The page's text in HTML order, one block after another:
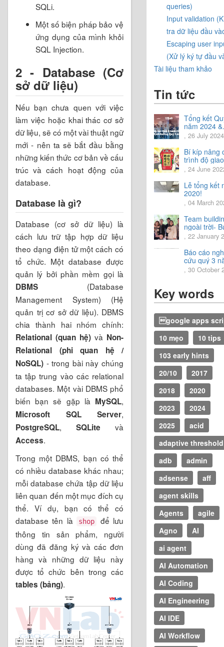
SQLi.
Một số biện pháp bảo vệ
ứng dụng của mình khỏi
SQL Injection.
2 - Database (Cơ
sở dữ liệu)
Nếu bạn chưa quen với việc
làm việc hoặc khai thác cơ sở
dữ liệu, sẽ có một vài thuật ngữ
mới - nên ta sẽ bắt đầu bằng
những kiến thức cơ bản về cấu
trúc và cách hoạt động của
database.
Database là gì?
Database (cơ sở dữ liệu) là
cách lưu trữ tập hợp dữ liệu
theo dạng điện tử một cách có
tổ chức. Một database được
quản lý bởi phần mềm gọi là
DBMS (Database
Management System) (Hệ
quản trị cơ sở dữ liệu). DBMS
chia thành hai nhóm chính:
Relational (quan hệ) và Non-
Relational (phi quan hệ /
NoSQL) - trong bài này chúng
ta tập trung vào các relational
databases. Một vài DBMS phổ
biến bạn sẽ gặp là MySQL,
Microsoft SQL Server,
PostgreSQL, SQLite và
Access.
Trong một DBMS, bạn có thể
có nhiều database khác nhau;
mỗi database chứa tập dữ liệu
liên quan đến một mục đích cụ
thể. Ví dụ, bạn có thể có
database tên là
shop
để lưu
thông tin sản phẩm, người
dùng đã đăng ký và các đơn
hàng và những dữ liệu này
được tổ chức bên trong các
tables (bảng).
queries)
Input validation
tra dữ liệu đầu
Escaping user
(Xử lý ký tự đầu
Tài liệu tham khảo
Tin tức
Tổng kết
năm 2024 &
Chia sẻ định
hướng Quý
năm 2024
, 26 July 2024
Bí kíp nâng
trình độ
tiếng Nhật.
, 24 June
Lễ tổng kết
2020!
, 04 March
Team
ngoài trời-
trải nghiệm
vời.
, 22 January
Báo cáo
cứu quý 3
2020
, 30 October
Key words
google apps
10 mẹo
10 tips
103 early hints
20/10
2017
2018
2020
2023
2024
2025
acid
adaptive threshold
adb
admin
adsense
aff
agent skills
Agents
agile
Agno
AI
ai agent
AI Automation
AI Coding
AI Engineering
AI IDE
AI Workflow